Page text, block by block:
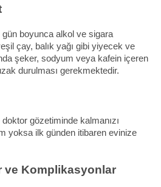
boyunca alkol ve sigara
çay, balık yağı gibi yiyecek ve
şeker, sodyum veya kafein içeren
durulması gerekmektedir.
gözetiminde kalmanızı
yoksa ilk günden itibaren evinize
ve Komplikasyonlar